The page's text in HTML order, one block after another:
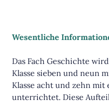
Wesentliche
Das Fach Geschichte
Klasse sieben und neun
Klasse acht und zehn
unterrichtet. Diese